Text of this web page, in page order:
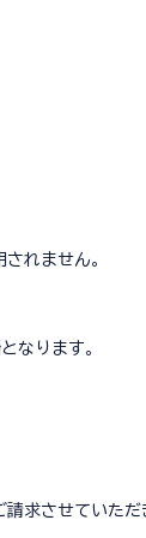
れません。
なります。
求させていただ